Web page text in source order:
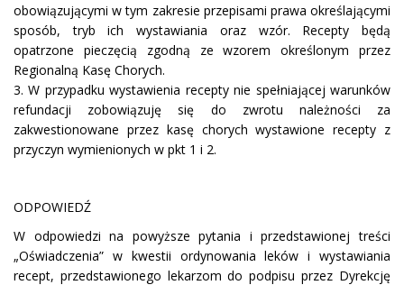
obowiązującymi w tym zakresie przepisami prawa określającymi
sposób, tryb ich wystawiania oraz wzór. Recepty będą
opatrzone pieczęcią zgodną ze wzorem określonym przez
Regionalną Kasę Chorych.
3. W przypadku wystawienia recepty nie spełniającej warunków
refundacji zobowiązuję się do zwrotu należności za
zakwestionowane przez kasę chorych wystawione recepty z
przyczyn wymienionych w pkt 1 i 2.
ODPOWIEDŹ
W odpowiedzi na powyższe pytania i przedstawionej treści
„Oświadczenia” w kwestii ordynowania leków i wystawiania
recept, przedstawionego lekarzom do podpisu przez Dyrekcję